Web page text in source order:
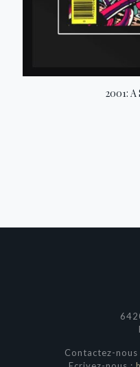
2001: A
Contactez-nous